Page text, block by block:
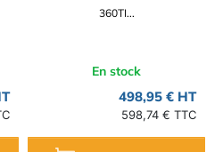
360TI...
En stock
498,95 € HT
598,74 € TTC